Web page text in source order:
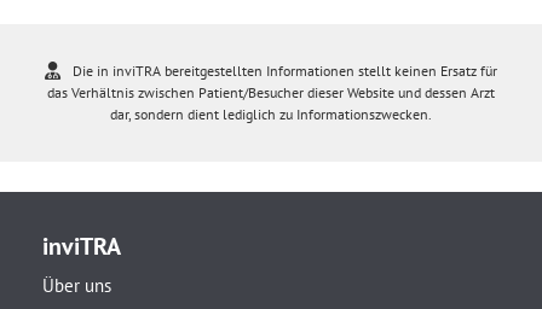
Die in inviTRA bereitgestellten Informationen stellt keinen Ersatz für
das Verhältnis zwischen Patient/Besucher dieser Website und dessen Arzt
dar, sondern dient lediglich zu Informationszwecken.
inviTRA
Über uns